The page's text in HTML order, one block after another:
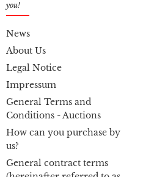
you!
News
About Us
Legal Notice
Impressum
General Terms and
Conditions - Auctions
How can you purchase by
us?
General contract terms